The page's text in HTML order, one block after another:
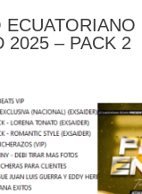
ECUATORIANO
2025 – PACK 2